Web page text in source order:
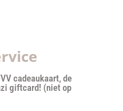
cadeaukaart, de
giftcard! (niet op